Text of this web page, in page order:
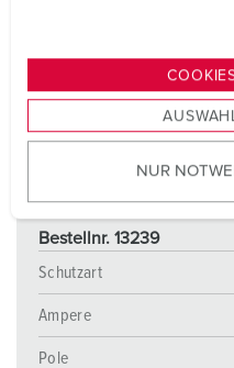
s
u
w
NUR
Bestellnr. 13239
Schutzart
Ampere
Pole